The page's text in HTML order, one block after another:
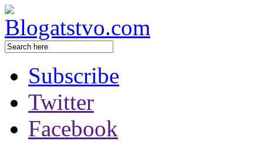
Subscribe
Twitter
Facebook